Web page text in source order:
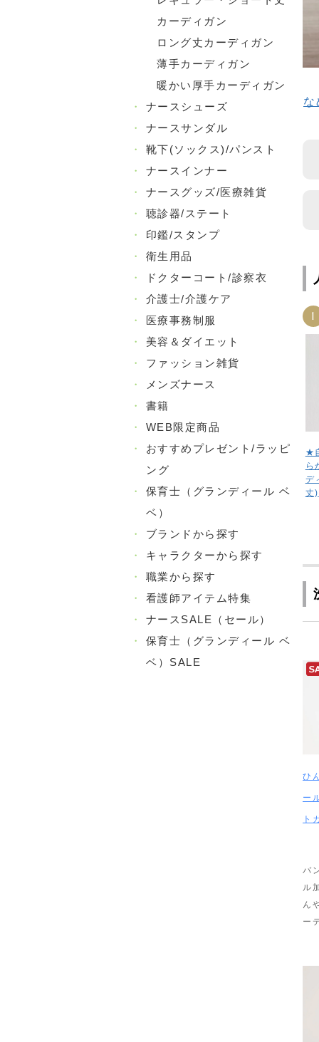
カーディガン
ロング丈カーディガン
薄手カーディガン
暖かい厚手カーディガン
・
ナースシューズ
・
ナースサンダル
・
靴下(ソックス)/パンスト
・
ナースインナー
・
ナースグッズ/医療雑貨
・
聴診器/ステート
・
印鑑/スタンプ
・
衛生用品
・
ドクターコート/診察衣
・
介護士/介護ケア
・
医療事務制服
・
美容＆ダイエット
・
ファッション雑貨
・
メンズナース
・
書籍
・
WEB限定商品
・
おすすめプレゼント/ラッピ
ング
・
保育士（グランディール ベ
ベ）
・
ブランドから探す
・
キャラクターから探す
・
職業から探す
・
看護師アイテム特集
・
ナースSALE（セール）
・
保育士（グランディール ベ
ベ）SALE
な
1
★
ら
デ
丈)
ひ
ー
ト
バ
ル
ん
ー